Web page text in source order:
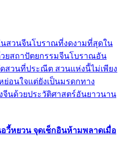
สวนจีนโบราณที่งดงามที่สุดใน
วยสถาปัตยกรรมจีนโบราณอัน
สวนที่ประณีต สวนแห่งนี้ไม่เพียง
อนใจแต่ยังเป็นมรดกทาง
นด้วยประวัติศาสตร์อันยาวนาน
อวี้หยวน จุดเช็กอินห้ามพลาดเมื่อ